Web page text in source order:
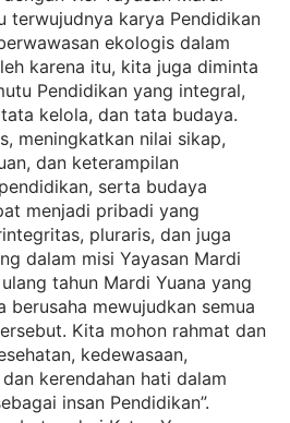
terwujudnya karya Pendidikan
ekologis dalam
karena itu, kita juga diminta
Pendidikan yang integral,
kelola, dan tata budaya.
meningkatkan nilai sikap,
dan keterampilan
serta budaya
menjadi pribadi yang
pluraris, dan juga
dalam misi Yayasan Mardi
tahun Mardi Yuana yang
berusaha mewujudkan semua
Kita mohon rahmat dan
kedewasaan,
kerendahan hati dalam
insan Pendidikan”.